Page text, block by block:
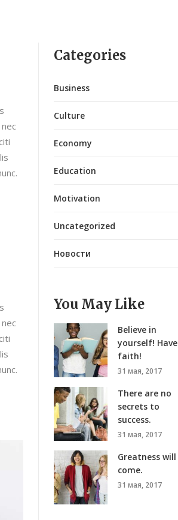
Categories
Business
Culture
Economy
Education
Motivation
Uncategorized
Новости
You May Like
Believe in
yourself! Have
faith!
31 мая, 2017
There are no
secrets to
success.
31 мая, 2017
Greatness will
come.
31 мая, 2017